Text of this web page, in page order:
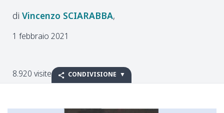
Vincenzo SCIARABBA
1 febbraio 2021
8.920 visite CONDIVISIONE